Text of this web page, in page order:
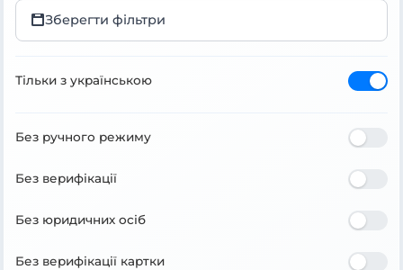
Зберегти фільтри
Тільки з українською
Без ручного режиму
Без верифікації
Без юридичних осіб
Без верифікації картки